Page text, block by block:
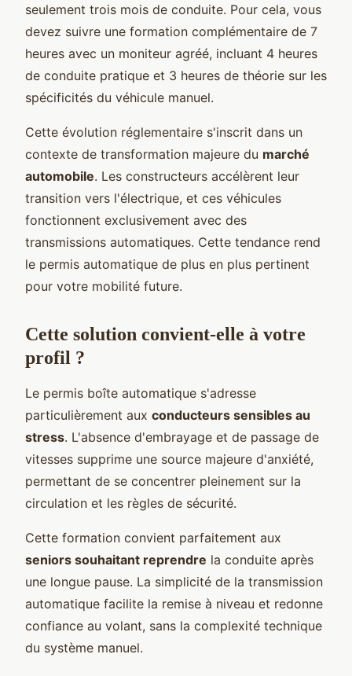
seulement trois mois de conduite. Pour cela, vous
devez suivre une formation complémentaire de 7
heures avec un moniteur agréé, incluant 4 heures
de conduite pratique et 3 heures de théorie sur les
spécificités du véhicule manuel.
Cette évolution réglementaire s'inscrit dans un
contexte de transformation majeure du marché
automobile. Les constructeurs accélèrent leur
transition vers l'électrique, et ces véhicules
fonctionnent exclusivement avec des
transmissions automatiques. Cette tendance rend
le permis automatique de plus en plus pertinent
pour votre mobilité future.
Cette solution convient-elle à votre
profil ?
Le permis boîte automatique s'adresse
particulièrement aux conducteurs sensibles au
stress. L'absence d'embrayage et de passage de
vitesses supprime une source majeure d'anxiété,
permettant de se concentrer pleinement sur la
circulation et les règles de sécurité.
Cette formation convient parfaitement aux
seniors souhaitant reprendre la conduite après
une longue pause. La simplicité de la transmission
automatique facilite la remise à niveau et redonne
confiance au volant, sans la complexité technique
du système manuel.